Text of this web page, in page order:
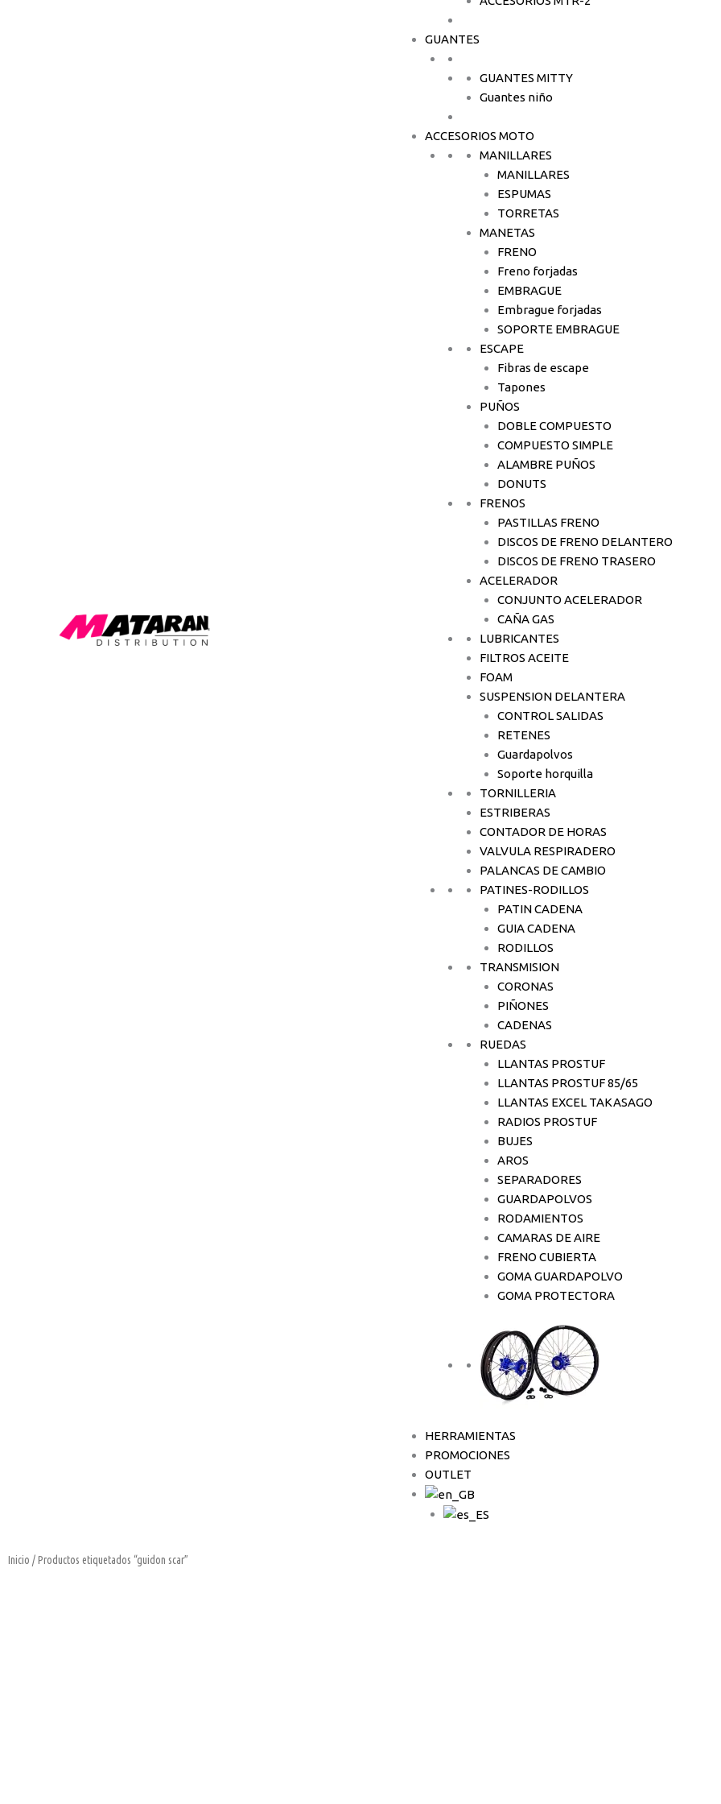
GUANTES
GUANTES MITTY
Guantes niño
ACCESORIOS MOTO
MANILLARES
MANILLARES
ESPUMAS
TORRETAS
MANETAS
FRENO
Freno forjadas
EMBRAGUE
Embrague forjadas
SOPORTE EMBRAGUE
ESCAPE
Fibras de escape
Tapones
PUÑOS
DOBLE COMPUESTO
COMPUESTO SIMPLE
ALAMBRE PUÑOS
DONUTS
FRENOS
PASTILLAS FRENO
DISCOS DE FRENO DELANTERO
DISCOS DE FRENO TRASERO
ACELERADOR
CONJUNTO ACELERADOR
CAÑA GAS
LUBRICANTES
FILTROS ACEITE
FOAM
SUSPENSION DELANTERA
CONTROL SALIDAS
RETENES
Guardapolvos
Soporte horquilla
TORNILLERIA
ESTRIBERAS
CONTADOR DE HORAS
VALVULA RESPIRADERO
PALANCAS DE CAMBIO
PATINES-RODILLOS
PATIN CADENA
GUIA CADENA
RODILLOS
TRANSMISION
CORONAS
PIÑONES
CADENAS
RUEDAS
LLANTAS PROSTUF
LLANTAS PROSTUF 85/65
LLANTAS EXCEL TAKASAGO
RADIOS PROSTUF
BUJES
AROS
SEPARADORES
GUARDAPOLVOS
RODAMIENTOS
CAMARAS DE AIRE
FRENO CUBIERTA
GOMA GUARDAPOLVO
GOMA PROTECTORA
HERRAMIENTAS
PROMOCIONES
OUTLET
Inicio / Productos etiquetados “guidon scar”